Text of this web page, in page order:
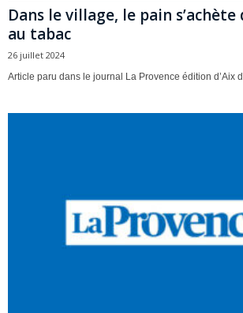
Dans le village, le pain
au tabac
26 juillet 2024
Article paru dans le journal La Provence édition d’Aix